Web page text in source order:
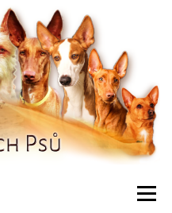
Menu